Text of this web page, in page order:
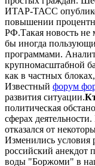
ИТАР-ТАСС
повышении
РФ.Такая новость не
бы иногда
программами.
крупномасштабной
как в частных
Известный форум
развития ситуации.
политическая
сферах
отказался от
Изменились
российский анекдот
воды "Боржоми" в